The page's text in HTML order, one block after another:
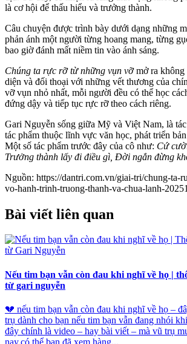
là cơ hội để thấu hiểu và trưởng thành.
Câu chuyện được trình bày dưới dạng những
phản ánh một người từng hoang mang, từng
bao giờ đánh mất niềm tin vào ánh sáng.
Chúng ta rực rỡ từ những vụn vỡmở ra không
diện và đối thoại với những vết thương của
vỡ vụn nhỏ nhất, mỗi người đều có thể học
đứng dậy và tiếp tục rực rỡ theo cách riêng.
Gari Nguyễn sống giữa Mỹ và Việt Nam, là
tác phẩm thuộc lĩnh vực văn học, phát triển
Một số tác phẩm trước đây của cô như: Cứ
Trưởng thành lấy đi điều gì, Đời ngắn đừng
Nguồn: https://dantri.com.vn/giai-tri/chung-ta-
vo-hanh-trinh-truong-thanh-va-chua-lanh-
Bài viết liên quan
Nếu tim bạn vẫn còn đau khi nghĩ về họ |
từ gari nguyễn
💔 nếu tim bạn vẫn còn đau khi nghĩ về họ –
trụ dành cho bạn nếu tim bạn vẫn đang nhói
đây chính là video – hay bài viết – mà vũ trụ
nay.có thể bạn đã xem hàng...